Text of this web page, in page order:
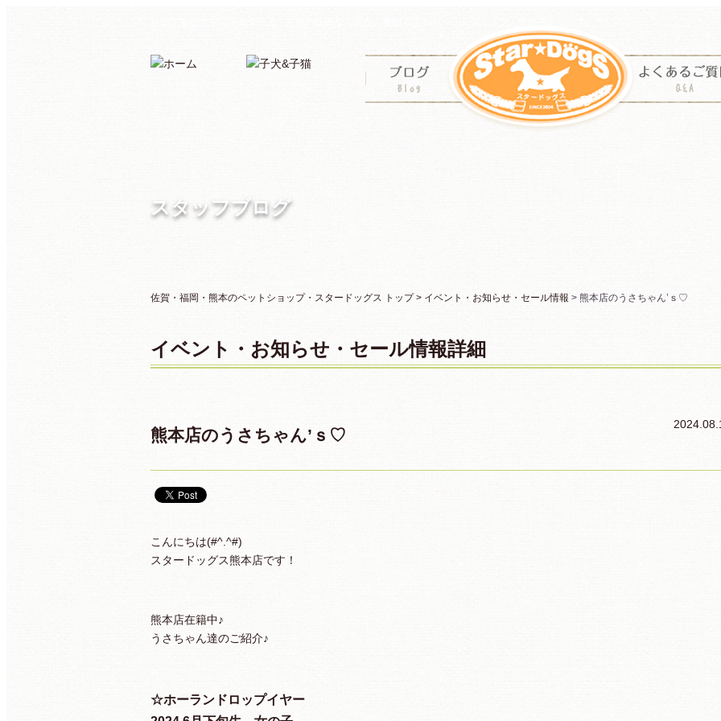
スタッフブログ
佐賀・福岡・熊本のペットショップ・スタードッグス トップ > イベント・お知らせ・セール情報 > 熊本店のうさちゃん’ｓ♡
イベント・お知らせ・セール情報詳細
熊本店のうさちゃん’ｓ♡
こんにちは(#^.^#)
スタードッグス熊本店です！
熊本店在籍中♪
うさちゃん達のご紹介♪
☆ホーランドロップイヤー